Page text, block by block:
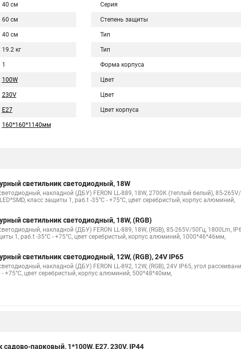
40 см
60 см
40 см
19.2 кг
1
100W
230V
E27
160*160*1140мм
Серия
Степень защиты
Тип
Тип
Форма корпуса
Цвет
Цвет
Цвет корпуса
светильник светодиодный, 18W
накладной (ДБУ) FERON LL-889, 18W, 2700К (теплый белый), 85-
класс защиты 1, раб.t -35°C - +75°C, цвет серебристый, корпус алюминий,
светильник светодиодный, 18W, (RGB)
накладной (ДБУ) FERON LL-889, 18W, (RGB), 85-265V/50Гц, 1800Lm,
1, раб.t -35°C - +75°C, цвет серебристый, корпус алюминий, 1000*46*46мм,
светильник светодиодный, 12W, (RGB), 24V IP65
накладной (ДБУ) FERON LL-892, 12W, (RGB), 24V IP65, угол
- +75°C, цвет серебристый, корпус алюминий, 500*48*40мм,
парковый, 1*100W, E27, 230V, IP44